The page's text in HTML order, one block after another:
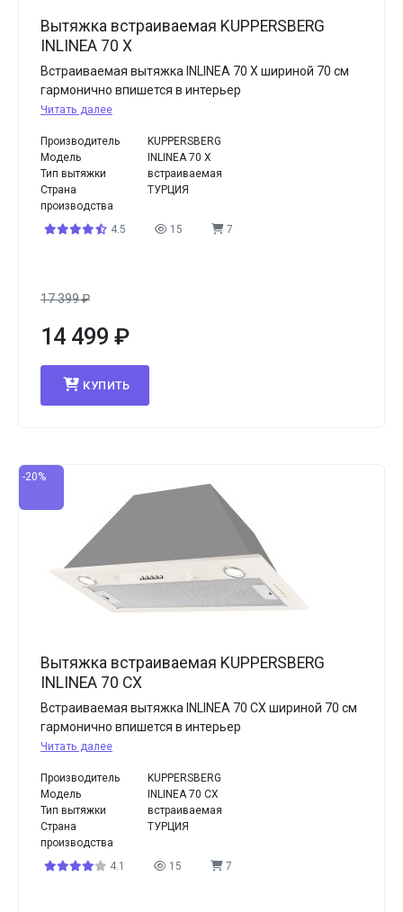
Вытяжка встраиваемая KUPPERSBERG
INLINEA 70 X
Встраиваемая вытяжка INLINEA 70 X шириной 70 см
гармонично впишется в интерьер
Читать далее
Производитель
KUPPERSBERG
Модель
INLINEA 70 X
Тип вытяжки
встраиваемая
Страна
производства
ТУРЦИЯ
4.5 15 7
17 399₽
14 499 ₽
КУПИТЬ
-20%
Вытяжка встраиваемая KUPPERSBERG
INLINEA 70 CX
Встраиваемая вытяжка INLINEA 70 CX шириной 70 см
гармонично впишется в интерьер
Читать далее
Производитель
KUPPERSBERG
Модель
INLINEA 70 CX
Тип вытяжки
встраиваемая
Страна
производства
ТУРЦИЯ
4.1 15 7